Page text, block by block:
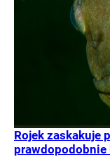
Rojek zaskakuje
prawdopodobnie